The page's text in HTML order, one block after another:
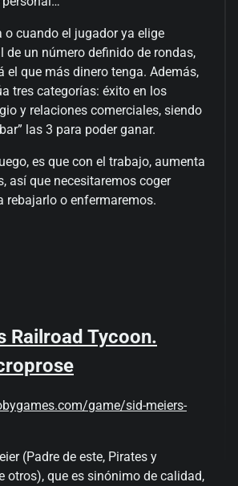
o cuando el jugador ya elige
de un número definido de rondas,
el que más dinero tenga. Además,
tres categorías: éxito en los
y relaciones comerciales, siendo
las 3 para poder ganar.
es que con el trabajo, aumenta
así que necesitaremos coger
rebajarlo o enfermaremos.
Railroad Tycoon.
game/sid-meiers-
(Padre de este, Pirates y
otros), que es sinónimo de calidad,